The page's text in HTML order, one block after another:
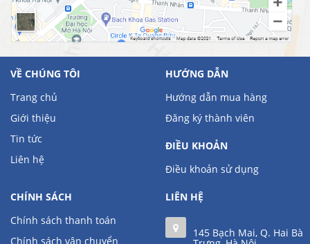
VỀ CHÚNG TÔI
Trang chủ
Giới thiệu
Tin tức
Liên hệ
HƯỚNG DẪN
Hướng dẫn mua hàng
Đăng ký thành viên
ĐIỀU KHOẢN
Điều khoản sử dụng
CHÍNH SÁCH
Chính sách thanh toán
Chính sách vận chuyển
LIÊN HỆ
145 Bạch Mai, Q. Hai Bà